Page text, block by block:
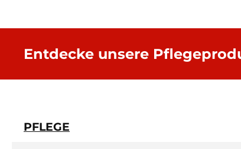
Entdecke unsere
PFLEGE